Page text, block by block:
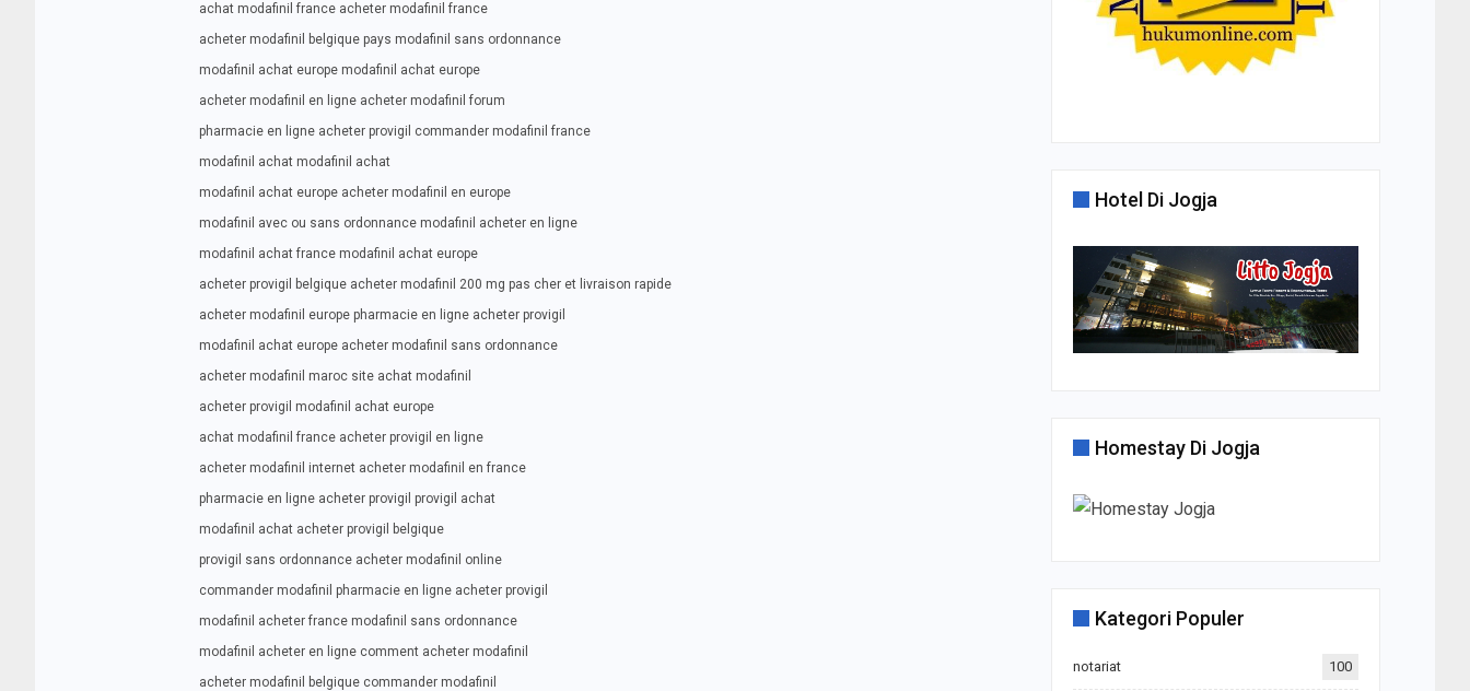
achat modafinil france acheter modafinil france
acheter modafinil belgique pays modafinil sans ordonnance
modafinil achat europe modafinil achat europe
acheter modafinil en ligne acheter modafinil forum
pharmacie en ligne acheter provigil commander modafinil france
modafinil achat modafinil achat
modafinil achat europe acheter modafinil en europe
modafinil avec ou sans ordonnance modafinil acheter en ligne
modafinil achat france modafinil achat europe
acheter provigil belgique acheter modafinil 200 mg pas cher et livraison rapide
acheter modafinil europe pharmacie en ligne acheter provigil
modafinil achat europe acheter modafinil sans ordonnance
acheter modafinil maroc site achat modafinil
acheter provigil modafinil achat europe
achat modafinil france acheter provigil en ligne
acheter modafinil internet acheter modafinil en france
pharmacie en ligne acheter provigil provigil achat
modafinil achat acheter provigil belgique
provigil sans ordonnance acheter modafinil online
commander modafinil pharmacie en ligne acheter provigil
modafinil acheter france modafinil sans ordonnance
modafinil acheter en ligne comment acheter modafinil
acheter modafinil belgique commander modafinil
Hotel Di Jogja
Homestay Di Jogja
Kategori Populer
notariat 100